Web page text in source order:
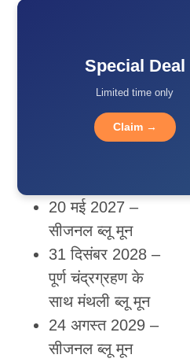
Special Deal
Limited time only
Claim →
20 मई 2027 –
सीजनल ब्लू मून
31 दिसंबर 2028 –
पूर्ण चंद्रग्रहण के
साथ मंथली ब्लू मून
24 अगस्त 2029 –
सीजनल ब्लू मून